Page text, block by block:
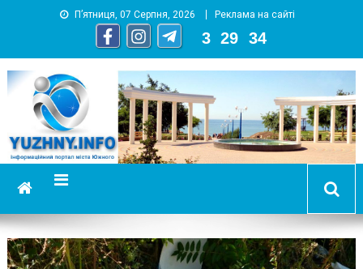
П’ятниця, 07 Серпня, 2026 Реклама на сайті
3 29 37
YUZHNY.INFO
информационный портал города Южный